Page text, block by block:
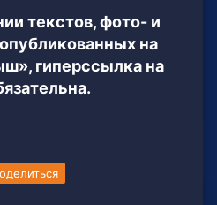
текстов, фото- и
на
гиперссылка на